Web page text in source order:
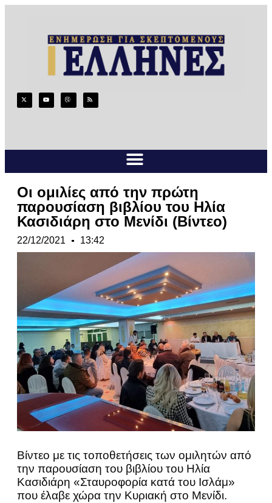
Οι ομιλίες από την πρώτη
παρουσίαση βιβλίου του Ηλία
Κασιδιάρη στο Μενίδι (Βίντεο)
22/12/2021 13:42
Βίντεο με τις τοποθετήσεις των ομιλητών από
την παρουσίαση του βιβλίου του Ηλία
Κασιδιάρη «Σταυροφορία κατά του Ισλάμ»
που έλαβε χώρα την Κυριακή στο Μενίδι.